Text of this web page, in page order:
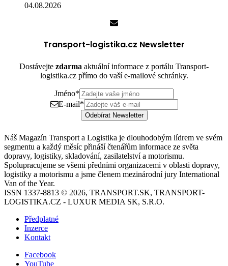
04.08.2026
Transport-logistika.cz Newsletter
Dostávejte zdarma aktuální informace z portálu Transport-
logistika.cz přímo do vaší e-mailové schránky.
Jméno*
E-mail*
Odebírat Newsletter
Náš Magazín Transport a Logistika je dlouhodobým lídrem ve svém
segmentu a každý měsíc přináší čtenářům informace ze světa
dopravy, logistiky, skladování, zasilatelství a motorismu.
Spolupracujeme se všemi předními organizacemi v oblasti dopravy,
logistiky a motorismu a jsme členem mezinárodní jury International
Van of the Year.
ISSN 1337-8813 © 2026, TRANSPORT.SK, TRANSPORT-
LOGISTIKA.CZ - LUXUR MEDIA SK, S.R.O.
Předplatné
Inzerce
Kontakt
Facebook
YouTube